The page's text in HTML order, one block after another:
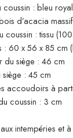
coussin : bleu royal
d’acacia
coussin : tissu
: 60 x 56 x 85 cm
du siège : 46 cm
siège : 45 cm
accoudoirs à
coussin : 3 cm
intempéries et